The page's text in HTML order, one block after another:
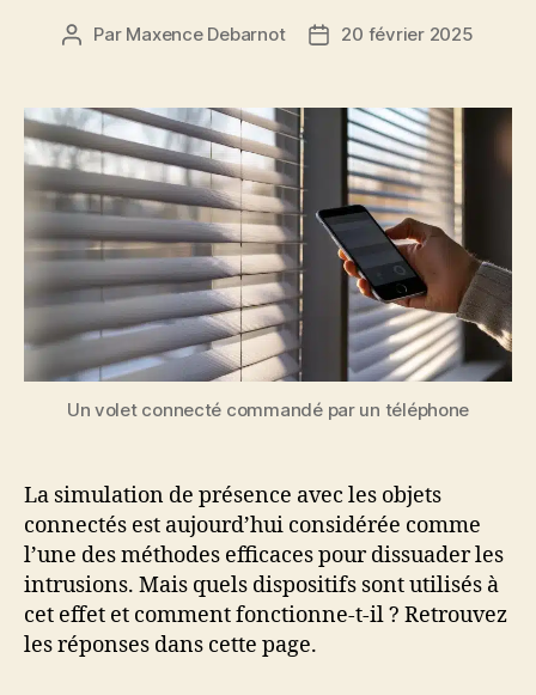
Auteur
Par Maxence Debarnot
Date20 février 2025
Un volet connecté commandé par un téléphone
La simulation de présence avec les objets
connectés est aujourd’hui considérée comme
l’une des méthodes efficaces pour dissuader les
intrusions. Mais quels dispositifs sont utilisés à
cet effet et comment fonctionne-t-il ? Retrouvez
les réponses dans cette page.